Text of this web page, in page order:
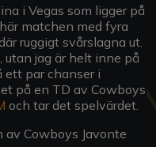
i Vegas som ligger på
matchen med fyra
ruggigt svårslagna ut.
utan jag är helt inne på
par chanser i
på en TD av Cowboys
och tar det spelvärdet.
av Cowboys Javonte